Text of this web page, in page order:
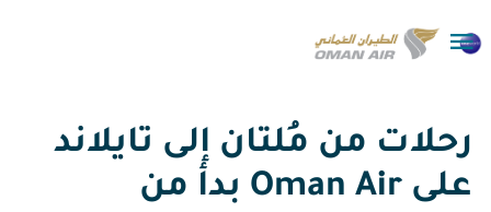

رحلات من مُلتان إلى تايلاند
على Oman Air بدأ من